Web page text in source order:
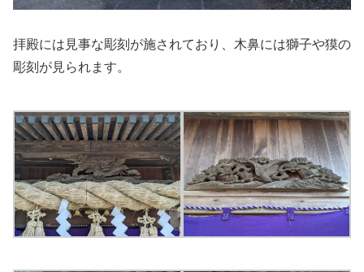
拝殿には見事な彫刻が施されており、木鼻には獅子や獏の
彫刻が見られます。